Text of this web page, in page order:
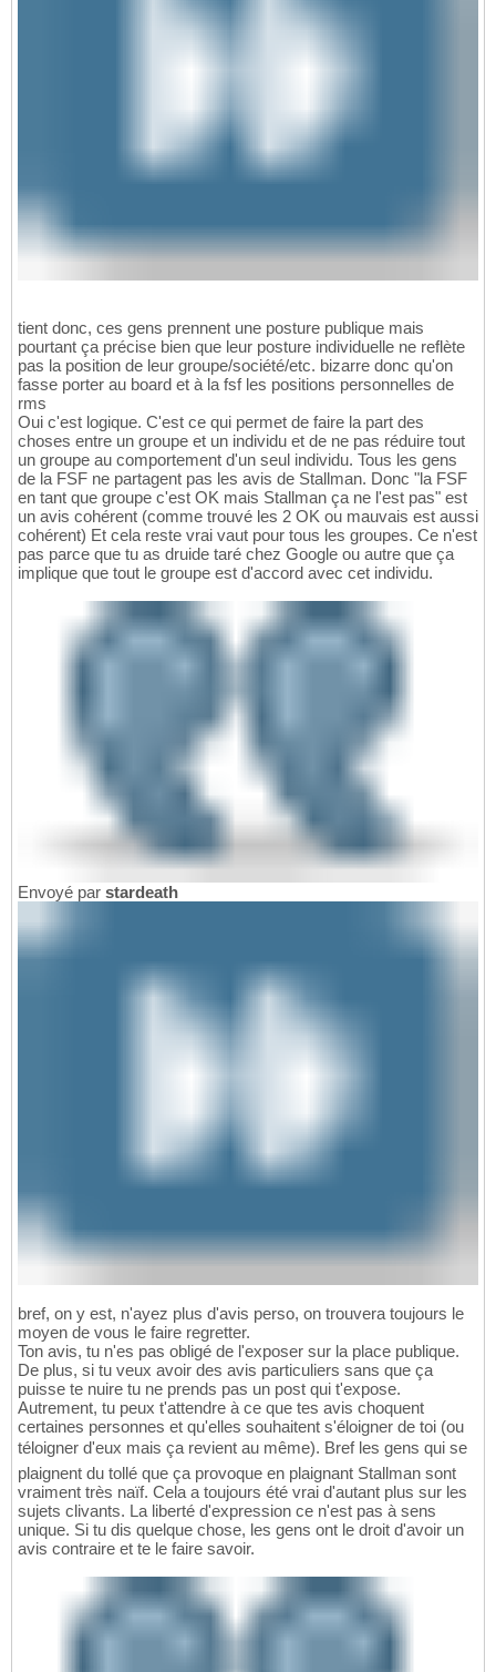
tient donc, ces gens prennent une posture publique mais
pourtant ça précise bien que leur posture individuelle ne reflète
pas la position de leur groupe/société/etc. bizarre donc qu'on
fasse porter au board et à la fsf les positions personnelles de
rms
Oui c'est logique. C'est ce qui permet de faire la part des
choses entre un groupe et un individu et de ne pas réduire tout
un groupe au comportement d'un seul individu. Tous les gens
de la FSF ne partagent pas les avis de Stallman. Donc "la FSF
en tant que groupe c'est OK mais Stallman ça ne l'est pas" est
un avis cohérent (comme trouvé les 2 OK ou mauvais est aussi
cohérent) Et cela reste vrai vaut pour tous les groupes. Ce n'est
pas parce que tu as druide taré chez Google ou autre que ça
implique que tout le groupe est d'accord avec cet individu.
Envoyé par stardeath
bref, on y est, n'ayez plus d'avis perso, on trouvera toujours le
moyen de vous le faire regretter.
Ton avis, tu n'es pas obligé de l'exposer sur la place publique.
De plus, si tu veux avoir des avis particuliers sans que ça
puisse te nuire tu ne prends pas un post qui t'expose.
Autrement, tu peux t'attendre à ce que tes avis choquent
certaines personnes et qu'elles souhaitent s'éloigner de toi (ou
téloigner d'eux mais ça revient au même). Bref les gens qui se
plaignent du tollé que ça provoque en plaignant Stallman sont
vraiment très naïf. Cela a toujours été vrai d'autant plus sur les
sujets clivants. La liberté d'expression ce n'est pas à sens
unique. Si tu dis quelque chose, les gens ont le droit d'avoir un
avis contraire et te le faire savoir.